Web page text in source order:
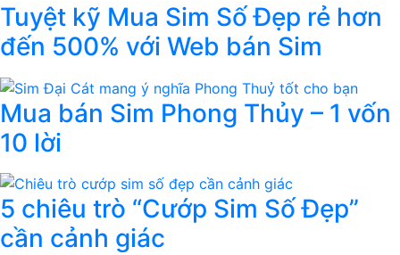
Tuyệt kỹ Mua Sim Số Đẹp rẻ hơn
đến 500% với Web bán Sim
Mua bán Sim Phong Thủy – 1 vốn
10 lời
5 chiêu trò “Cướp Sim Số Đẹp”
cần cảnh giác